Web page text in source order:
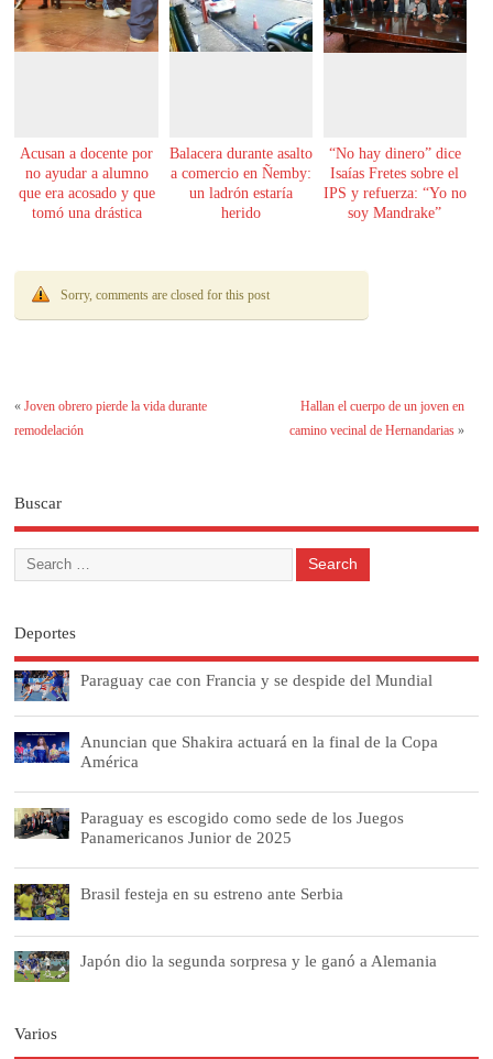
Acusan a docente por
no ayudar a alumno
que era acosado y que
tomó una drástica
Balacera durante asalto
a comercio en Ñemby:
un ladrón estaría
herido
“No hay dinero” dice
Isaías Fretes sobre el
IPS y refuerza: “Yo no
soy Mandrake”
Sorry, comments are closed for this post
«Joven obrero pierde la vida durante
remodelación
Hallan el cuerpo de un joven en
camino vecinal de Hernandarias»
Buscar
Deportes
Paraguay cae con Francia y se despide del Mundial
Anuncian que Shakira actuará en la final de la Copa
América
Paraguay es escogido como sede de los Juegos
Panamericanos Junior de 2025
Brasil festeja en su estreno ante Serbia
Japón dio la segunda sorpresa y le ganó a Alemania
Varios